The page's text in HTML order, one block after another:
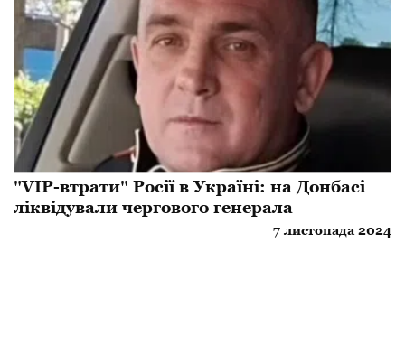
"VIP-втрати" Росії в Україні: на Донбасі
ліквідували чергового генерала
7 листопада 2024